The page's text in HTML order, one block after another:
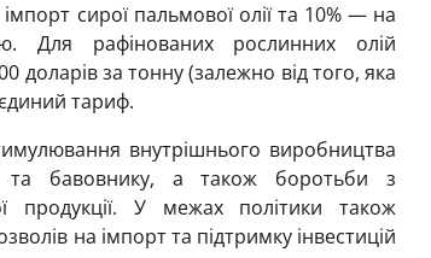
сирої пальмової олії та 10% — на
Для рафінованих рослинних олій
доларів за тонну (залежно від того, яка
тариф.
внутрішнього виробництва
та бавовнику, а також боротьби з
продукції. У межах політики також
на імпорт та підтримку інвестицій